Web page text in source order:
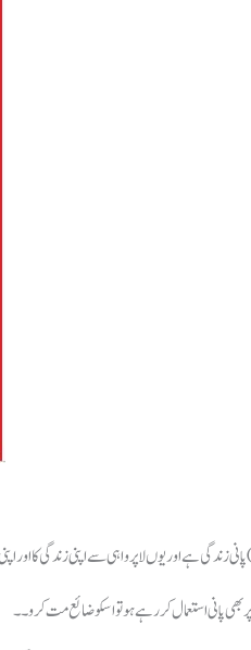
زندگی ہے اور یوں لاپرواہی سے اپنی زندگی کا اور
پانی استعمال کر رہے ہو تو اسکو ضائع مت کرو۔۔